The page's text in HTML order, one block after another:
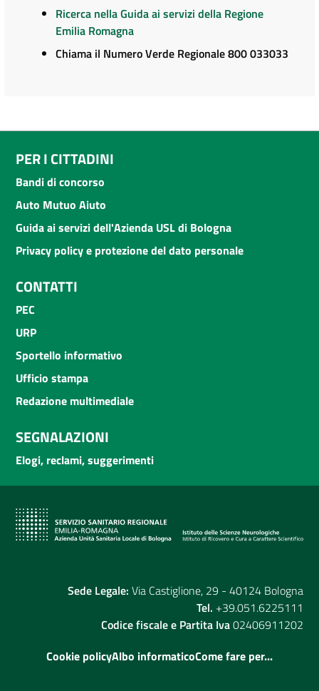
Ricerca nella Guida ai servizi della Regione
Emilia Romagna
Chiama il Numero Verde Regionale 800 033033
PER I CITTADINI
Bandi di concorso
Auto Mutuo Aiuto
Guida ai servizi dell'Azienda USL di Bologna
Privacy policy e protezione del dato personale
CONTATTI
PEC
URP
Sportello informativo
Ufficio stampa
Redazione multimediale
SEGNALAZIONI
Elogi, reclami, suggerimenti
Sede Legale: Via Castiglione, 29 - 40124 Bologna
Tel. +39.051.6225111
Codice fiscale e Partita Iva02406911202
Cookie policyAlbo informaticoCome fare per...